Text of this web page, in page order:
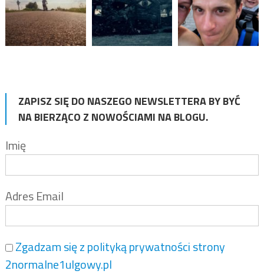
ZAPISZ SIĘ DO NASZEGO NEWSLETTERA BY BYĆ
NA BIERZĄCO Z NOWOŚCIAMI NA BLOGU.
Imię
Adres Email
Zgadzam się z polityką prywatności strony
2normalne1ulgowy.pl